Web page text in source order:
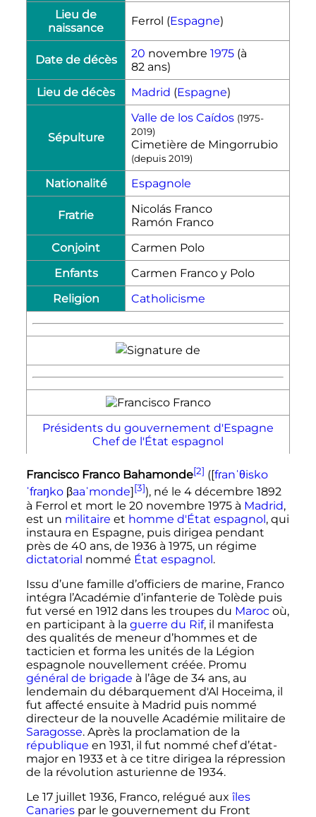
Lieu de
naissance
Ferrol (Espagne)
Date de décès 20 novembre 1975 (à
82 ans)
Lieu de décès
Madrid (Espagne)
Sépulture
Valle de los Caídos (1975-
2019)
Cimetière de Mingorrubio
(depuis 2019)
Nationalité Espagnole
Fratrie
Nicolás Franco
Ramón Franco
Conjoint
Carmen Polo
Enfants
Carmen Franco y Polo
Religion
Catholicisme
Présidents du gouvernement d'Espagne
Chef de l'État espagnol
Francisco Franco Bahamonde[2] ([fɾanˈθisko
ˈfɾaŋko βaaˈmonde] [3]), né le 4 décembre 1892
à Ferrol et mort le 20 novembre 1975à Madrid,
est un militaire et homme d'État espagnol , qui
instaura en Espagne, puis dirigea pendant
près de 40 ans, de 1936 à 1975, un régime
dictatorial nommé État espagnol .
Issu d’une famille d’officiers de marine, Franco
intégra l’Académie d’infanterie de Tolède puis
fut versé en 1912 dans les troupes du Marocoù,
en participant à la guerre du Rif, il manifesta
des qualités de meneur d’hommes et de
tacticien et forma les unités de la Légion
espagnole nouvellement créée. Promu
général de brigade à l’âge de 34 ans, au
lendemain du débarquement d'Al Hoceima, il
fut affecté ensuite à Madrid puis nommé
directeur de la nouvelle Académie militaire de
Saragosse. Après la proclamation de la
république en 1931, il fut nommé chef d’état-
major en 1933 et à ce titre dirigea la répression
de la révolution asturienne de 1934.
Le 17 juillet 1936, Franco, relégué aux îles
Canariespar le gouvernement du Front